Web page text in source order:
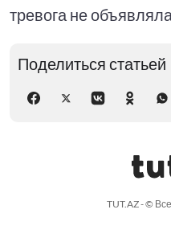
тревога не
Поделиться статьей
TUT.AZ - ©